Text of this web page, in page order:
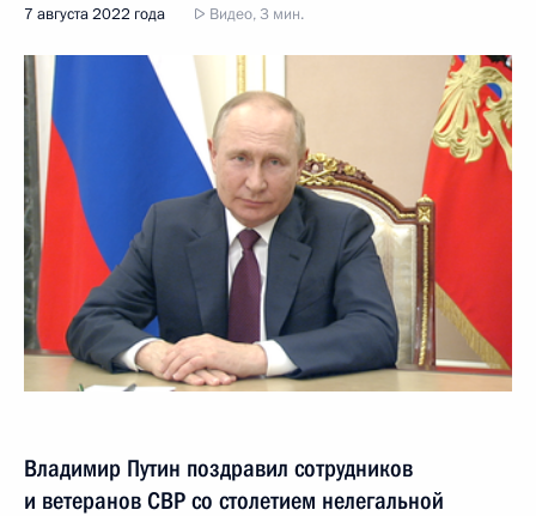
7 августа 2022 года Видео, 3 мин.
Владимир Путин поздравил сотрудников
и ветеранов СВР со столетием нелегальной